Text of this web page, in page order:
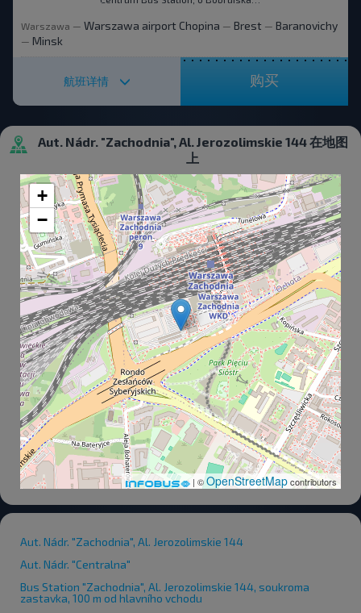
Warszawa — Warszawa airport Chopina — Brest — Baranovichy
— Minsk
航班详情 购买
Aut. Nádr. "Zachodnia", Al. Jerozolimskie 144 在地图
上
+
−
| ©OpenStreetMapcontributors
Aut. Nádr. "Zachodnia", Al. Jerozolimskie 144
Aut. Nádr. "Centralna"
Bus Station "Zachodnia", Al. Jerozolimskie 144, soukroma
zastavka, 100 m od hlavního vchodu